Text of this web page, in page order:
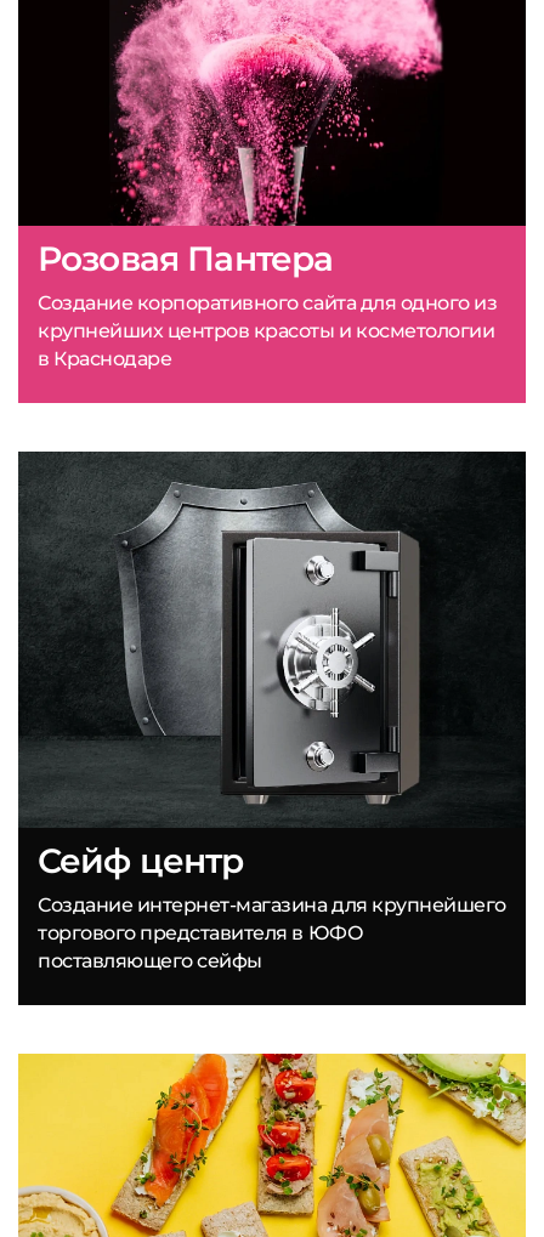
Розовая Пантера
Создание корпоративного сайта для одного из
крупнейших центров красоты и косметологии
в Краснодаре
Сейф центр
Создание интернет-магазина для крупнейшего
торгового представителя в ЮФО
поставляющего сейфы